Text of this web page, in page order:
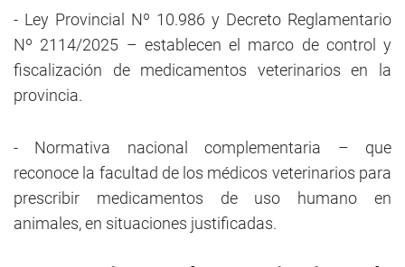
- Ley Provincial Nº 10.986 y Decreto Reglamentario
Nº 2114/2025 – establecen el marco de control y
fiscalización de medicamentos veterinarios en la
provincia.
- Normativa nacional complementaria – que
reconoce la facultad de los médicos veterinarios para
prescribir medicamentos de uso humano en
animales, en situaciones justificadas.